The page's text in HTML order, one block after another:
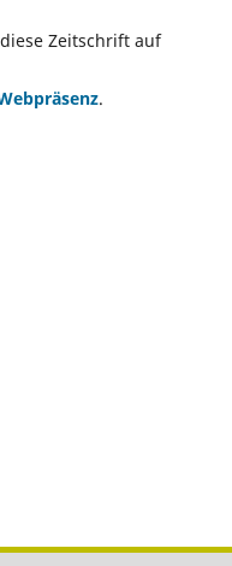
Zeitschrift auf
.